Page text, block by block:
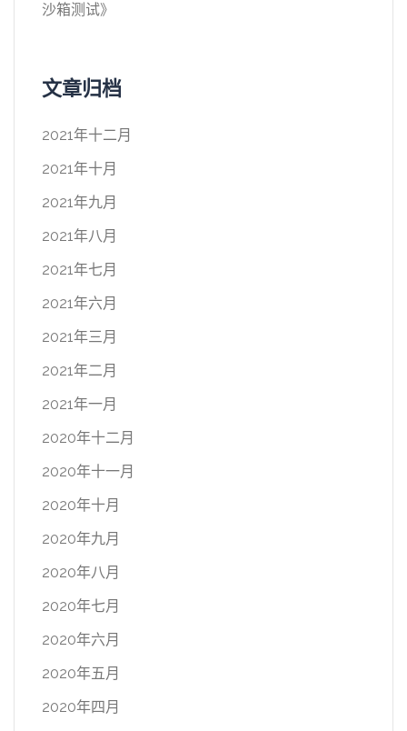
沙箱测试》
文章归档
2021年十二月
2021年十月
2021年九月
2021年八月
2021年七月
2021年六月
2021年三月
2021年二月
2021年一月
2020年十二月
2020年十一月
2020年十月
2020年九月
2020年八月
2020年七月
2020年六月
2020年五月
2020年四月